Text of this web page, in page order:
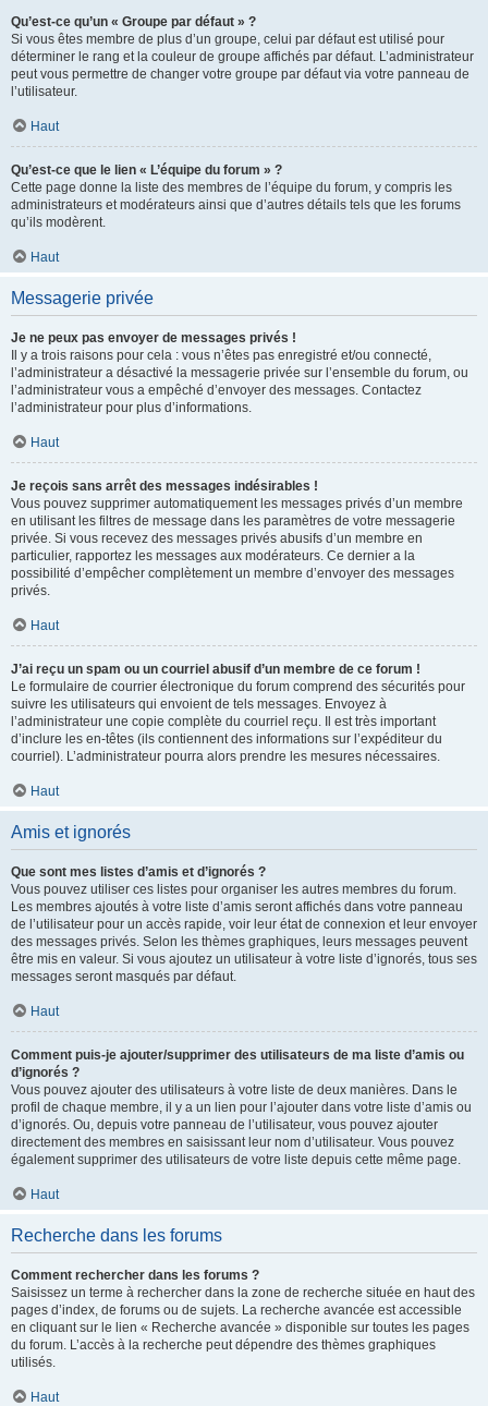
Qu’est-ce qu’un « Groupe par défaut » ?
Si vous êtes membre de plus d’un groupe, celui par défaut est utilisé pour
déterminer le rang et la couleur de groupe affichés par défaut. L’administrateur
peut vous permettre de changer votre groupe par défaut via votre panneau de
l’utilisateur.
Haut
Qu’est-ce que le lien « L’équipe du forum » ?
Cette page donne la liste des membres de l’équipe du forum, y compris les
administrateurs et modérateurs ainsi que d’autres détails tels que les forums
qu’ils modèrent.
Haut
Messagerie privée
Je ne peux pas envoyer de messages privés !
Il y a trois raisons pour cela : vous n’êtes pas enregistré et/ou connecté,
l’administrateur a désactivé la messagerie privée sur l’ensemble du forum, ou
l’administrateur vous a empêché d’envoyer des messages. Contactez
l’administrateur pour plus d’informations.
Haut
Je reçois sans arrêt des messages indésirables !
Vous pouvez supprimer automatiquement les messages privés d’un membre
en utilisant les filtres de message dans les paramètres de votre messagerie
privée. Si vous recevez des messages privés abusifs d’un membre en
particulier, rapportez les messages aux modérateurs. Ce dernier a la
possibilité d’empêcher complètement un membre d’envoyer des messages
privés.
Haut
J’ai reçu un spam ou un courriel abusif d’un membre de ce forum !
Le formulaire de courrier électronique du forum comprend des sécurités pour
suivre les utilisateurs qui envoient de tels messages. Envoyez à
l’administrateur une copie complète du courriel reçu. Il est très important
d’inclure les en-têtes (ils contiennent des informations sur l’expéditeur du
courriel). L’administrateur pourra alors prendre les mesures nécessaires.
Haut
Amis et ignorés
Que sont mes listes d’amis et d’ignorés ?
Vous pouvez utiliser ces listes pour organiser les autres membres du forum.
Les membres ajoutés à votre liste d’amis seront affichés dans votre panneau
de l’utilisateur pour un accès rapide, voir leur état de connexion et leur envoyer
des messages privés. Selon les thèmes graphiques, leurs messages peuvent
être mis en valeur. Si vous ajoutez un utilisateur à votre liste d’ignorés, tous ses
messages seront masqués par défaut.
Haut
Comment puis-je ajouter/supprimer des utilisateurs de ma liste d’amis ou
d’ignorés ?
Vous pouvez ajouter des utilisateurs à votre liste de deux manières. Dans le
profil de chaque membre, il y a un lien pour l’ajouter dans votre liste d’amis ou
d’ignorés. Ou, depuis votre panneau de l’utilisateur, vous pouvez ajouter
directement des membres en saisissant leur nom d’utilisateur. Vous pouvez
également supprimer des utilisateurs de votre liste depuis cette même page.
Haut
Recherche dans les forums
Comment rechercher dans les forums ?
Saisissez un terme à rechercher dans la zone de recherche située en haut des
pages d’index, de forums ou de sujets. La recherche avancée est accessible
en cliquant sur le lien « Recherche avancée » disponible sur toutes les pages
du forum. L’accès à la recherche peut dépendre des thèmes graphiques
utilisés.
Haut